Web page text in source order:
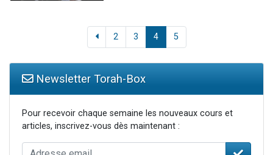
2 3 4 5
Newsletter Torah-Box
Pour recevoir chaque semaine les nouveaux cours et
articles, inscrivez-vous dès maintenant :